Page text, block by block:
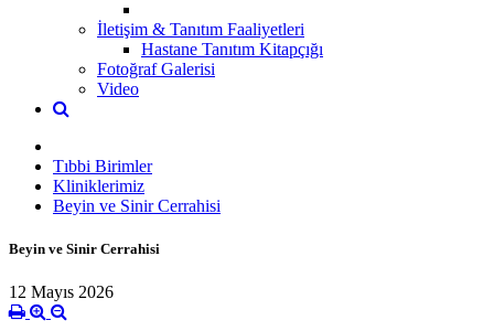
İletişim & Tanıtım Faaliyetleri
Hastane Tanıtım Kitapçığı
Fotoğraf Galerisi
Video
Tıbbi Birimler
Kliniklerimiz
Beyin ve Sinir Cerrahisi
Beyin ve Sinir Cerrahisi
12 Mayıs 2026